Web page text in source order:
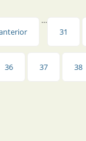
…
31
36 37 38